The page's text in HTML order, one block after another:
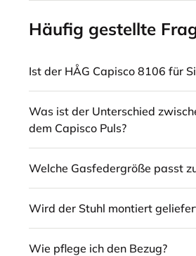
Häufig gestellte
Ist der HÅG Capisco 8106 für
Was ist der Unterschied
dem Capisco Puls?
Welche Gasfedergröße passt
Wird der Stuhl montiert
Wie pflege ich den Bezug?